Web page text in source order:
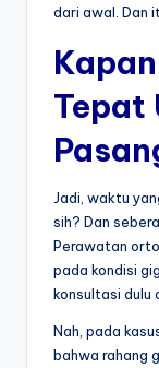
dari awal. Dan
Tepat
Jadi, waktu
sih? Dan
Perawatan
pada kondisi
konsultasi dulu
Nah, pada
bahwa rahang